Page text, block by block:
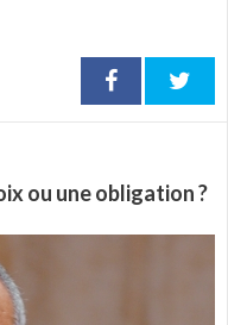
ou une obligation ?